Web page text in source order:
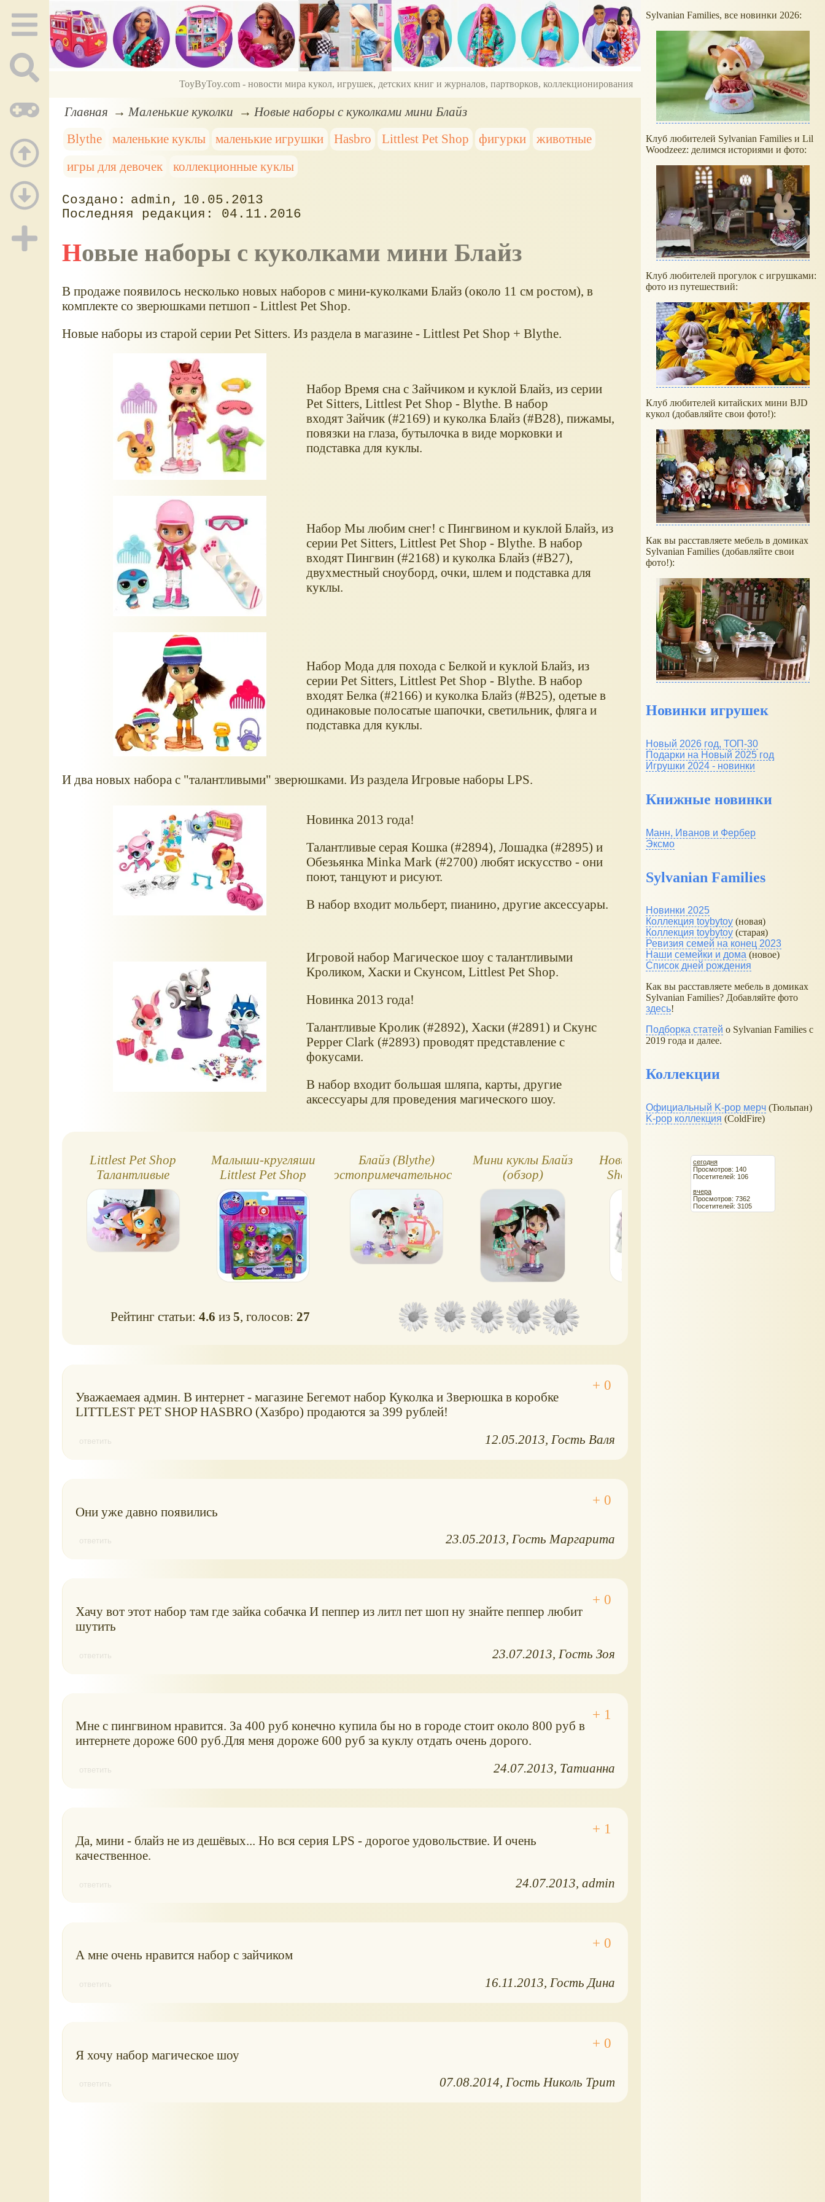
ToyByToy.com - новости мира кукол, игрушек, детских книг и журналов, партворков, коллекционирования
Главная Маленькие куколки
Новые наборы с куколками мини Блайз
Blythe
маленькие куклы маленькие игрушки Hasbro Littlest Pet Shop фигурки
животные
игры для девочек
коллекционные куклы
admin
10.05.2013
04.11.2016
Новые наборы с куколками мини Блайз
В продаже появилось несколько новых наборов с мини-куколками Блайз (около 11 см ростом), в
комплекте со зверюшками петшоп - Littlest Pet Shop.
Новые наборы из старой серии Pet Sitters. Из раздела в магазине - Littlest Pet Shop + Blythe.
Набор Время сна с Зайчиком и куклой Блайз, из серии
Pet Sitters, Littlest Pet Shop - Blythe. В набор
входят Зайчик (#2169) и куколка Блайз (#B28), пижамы,
повязки на глаза, бутылочка в виде морковки и
подставка для куклы.
Набор Мы любим снег! с Пингвином и куклой Блайз, из
серии Pet Sitters, Littlest Pet Shop - Blythe. В набор
входят Пингвин (#2168) и куколка Блайз (#B27),
двухместный сноуборд, очки, шлем и подставка для
куклы.
Набор Мода для похода с Белкой и куклой Блайз, из
серии Pet Sitters, Littlest Pet Shop - Blythe. В набор
входят Белка (#2166) и куколка Блайз (#B25), одетые в
одинаковые полосатые шапочки, светильник, фляга и
подставка для куклы.
И два новых набора с "талантливыми" зверюшками. Из раздела Игровые наборы LPS.
Новинка 2013 года!
Талантливые серая Кошка (#2894), Лошадка (#2895) и
Обезьянка Minka Mark (#2700) любят искусство - они
поют, танцуют и рисуют.
В набор входит мольберт, пианино, другие аксессуары.
Игровой набор Магическое шоу с талантливыми
Кроликом, Хаски и Скунсом, Littlest Pet Shop.
Новинка 2013 года!
Талантливые Кролик (#2892), Хаски (#2891) и Скунс
Pepper Clark (#2893) проводят представление с
фокусами.
В набор входит большая шляпа, карты, другие
аксессуары для проведения магического шоу.
Littlest Pet Shop
Талантливые
зверюшки, набор
Малыши-кругляши
Littlest Pet Shop
Блайз (Blythe)
достопримечательности
-Токио, Япония
Мини куклы Блайз
(обзор)
Новинки Littlest Pet
Shop, лето 2012
Пет Шоп
Рейтинг статьи:4.6 из5, голосов:27
Уважаемаея админ. В интернет - магазине Бегемот набор Куколка и Зверюшка в коробке
LITTLEST PET SHOP HASBRO (Хазбро) продаются за 399 рублей!
ответить 12.05.2013 Гость Валя
Они уже давно появились
ответить 23.05.2013 Гость Маргарита
Хачу вот этот набор там где зайка собачка И пеппер из литл пет шоп ну знайте пеппер любит
шутить
ответить 23.07.2013 Гость Зоя
Мне с пингвином нравится. За 400 руб конечно купила бы но в городе стоит около 800 руб в
интернете дороже 600 руб.Для меня дороже 600 руб за куклу отдать очень дорого.
ответить 24.07.2013 Татианна
Да, мини - блайз не из дешёвых... Но вся серия LPS - дорогое удовольствие. И очень
качественное.
ответить 24.07.2013 admin
А мне очень нравится набор с зайчиком
ответить 16.11.2013 Гость Дина
Я хочу набор магическое шоу
ответить 07.08.2014 Гость Николь Трит
Sylvanian Families, все новинки 2026:
Клуб любителей Sylvanian Families и Lil
Woodzeez: делимся историями и фото:
Клуб любителей прогулок с игрушками:
фото из путешествий:
Клуб любителей китайских мини BJD
кукол (добавляйте свои фото!):
Как вы расставляете мебель в домиках
Sylvanian Families (добавляйте свои
фото!):
Новинки игрушек
Новый 2026 год, ТОП-30
Подарки на Новый 2025 год
Игрушки 2024 - новинки
Книжные новинки
Манн, Иванов и Фербер
Эксмо
Sylvanian Families
Новинки 2025
Коллекция toybytoy (новая)
Коллекция toybytoy (старая)
Ревизия семей на конец 2023
Наши семейки и дома (новое)
Список дней рождения
Как вы расставляете мебель в домиках
Sylvanian Families? Добавляйте фото
здесь!
Подборка статей о Sylvanian Families с
2019 года и далее.
Коллекции
Официальный K-pop мерч (Тюльпан)
K-pop коллекция (ColdFire)
сегодня
Просмотров: 140
Посетителей: 106
вчера
Просмотров: 7362
Посетителей: 3105